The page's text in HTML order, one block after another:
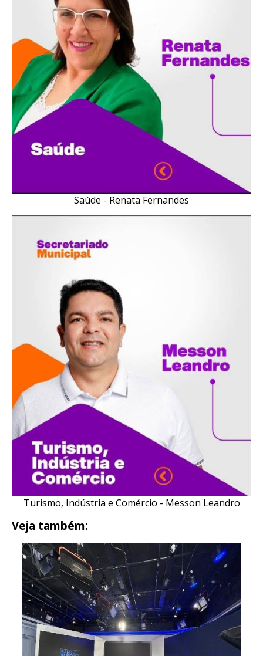
Saúde - Renata Fernandes
Turismo, Indústria e Comércio - Messon Leandro
Veja também: